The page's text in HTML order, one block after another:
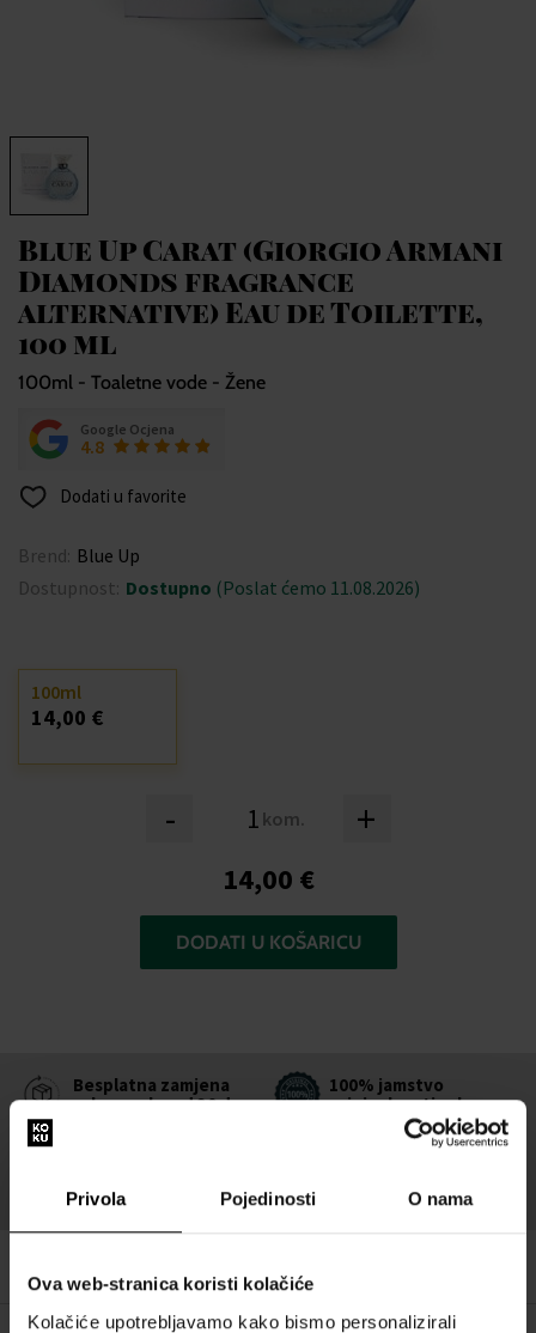
Privola Pojedinosti O nama
Ova web-stranica koristi kolačiće
Kolačiće upotrebljavamo kako bismo personalizirali
Blue Up Carat (Giorgio Armani
Diamonds fragrance
alternative) Eau de Toilette,
100 ml
100ml - Toaletne vode - Žene
Google Ocjena
4.8
Dodati u favorite
Brend: Blue Up
Dostupnost: Dostupno (Poslat ćemo 11.08.2026)
- kom. +
100ml
14,00 €
14,00 €
DODATI U KOŠARICU
Besplatna zamjena
robe u roku od 30 dana
100% jamstvo
originalnosti robe
dana